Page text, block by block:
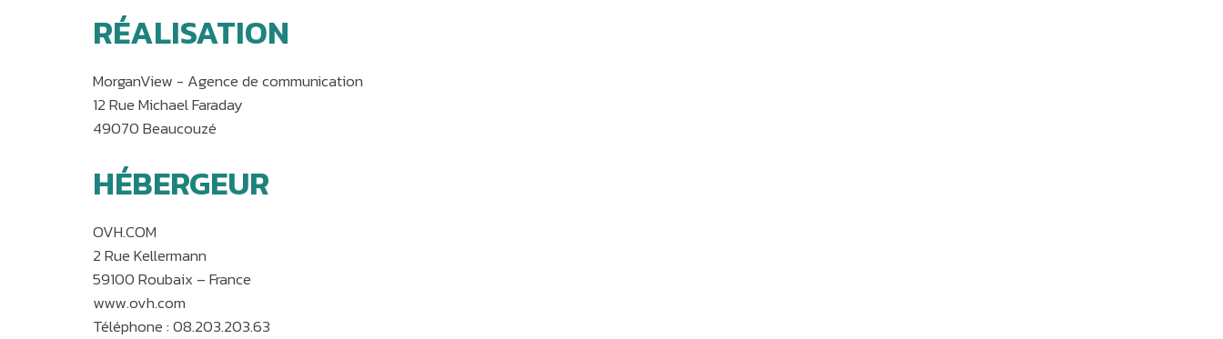
RÉALISATION
MorganView - Agence de communication
12 Rue Michael Faraday
49070 Beaucouzé
HÉBERGEUR
OVH.COM
2 Rue Kellermann
59100 Roubaix – France
www.ovh.com
Téléphone : 08.203.203.63